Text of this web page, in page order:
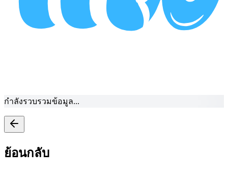
กำลังรวบรวมข้อมูล...
ย้อนกลับ